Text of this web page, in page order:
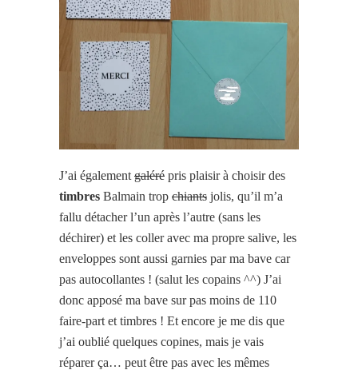
J’ai également galéré pris plaisir à choisir des
timbres Balmain trop chiants jolis, qu’il m’a
fallu détacher l’un après l’autre (sans les
déchirer) et les coller avec ma propre salive, les
enveloppes sont aussi garnies par ma bave car
pas autocollantes ! (salut les copains ^^) J’ai
donc apposé ma bave sur pas moins de 110
faire-part et timbres ! Et encore je me dis que
j’ai oublié quelques copines, mais je vais
réparer ça… peut être pas avec les mêmes